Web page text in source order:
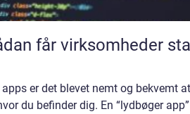
er det blevet nemt og bekvemt
du befinder dig. En “lydbøger